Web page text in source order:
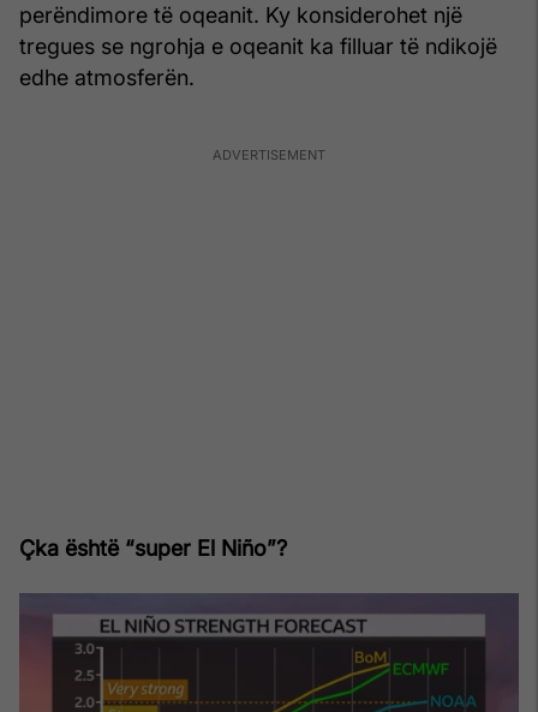
perëndimore të oqeanit. Ky konsiderohet një
tregues se ngrohja e oqeanit ka filluar të ndikojë
edhe atmosferën.
Çka është “super El Niño”?